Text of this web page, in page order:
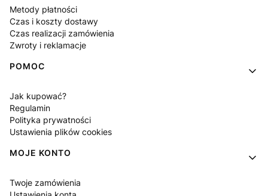
Metody płatności
Czas i koszty dostawy
Czas realizacji zamówienia
Zwroty i reklamacje
POMOC
Jak kupować?
Regulamin
Polityka prywatności
Ustawienia plików cookies
MOJE KONTO
Twoje zamówienia